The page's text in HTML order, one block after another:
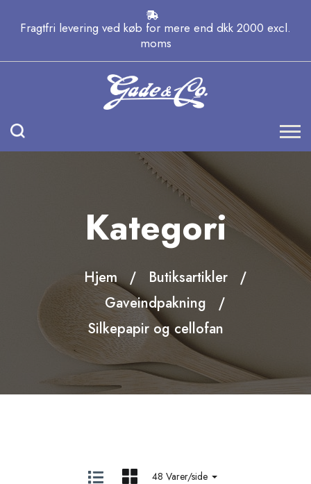
Fragtfri levering ved køb for mere end dkk 2000 excl.
moms
Kategori
Hjem
Butiksartikler
Gaveindpakning
Silkepapir og cellofan
48 Varer/side